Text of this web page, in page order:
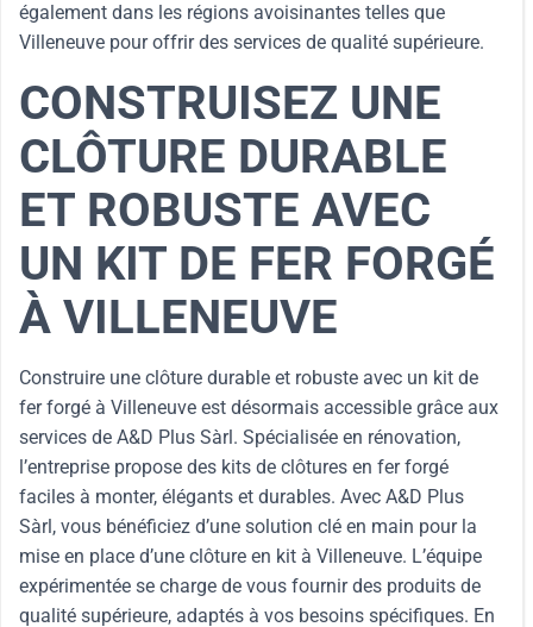
également dans les régions avoisinantes telles que
Villeneuve pour offrir des services de qualité supérieure.
CONSTRUISEZ UNE
CLÔTURE DURABLE
ET ROBUSTE AVEC
UN KIT DE FER FORGÉ
À VILLENEUVE
Construire une clôture durable et robuste avec un kit de
fer forgé à Villeneuve est désormais accessible grâce aux
services de A&D Plus Sàrl. Spécialisée en rénovation,
l’entreprise propose des kits de clôtures en fer forgé
faciles à monter, élégants et durables. Avec A&D Plus
Sàrl, vous bénéficiez d’une solution clé en main pour la
mise en place d’une clôture en kit à Villeneuve. L’équipe
expérimentée se charge de vous fournir des produits de
qualité supérieure, adaptés à vos besoins spécifiques. En